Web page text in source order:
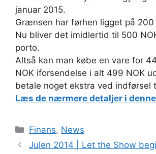
januar 2015.
Grænsen har førhen ligget på 200
Nu bliver det imidlertid til 500
porto.
Altså kan man købe en vare for
NOK iforsendelse i alt 499 NOK
betale noget ekstra ved indførsel
Læs de nærmere detaljer i
Kategorier
Finans, News
Julen 2014 | Let the Show